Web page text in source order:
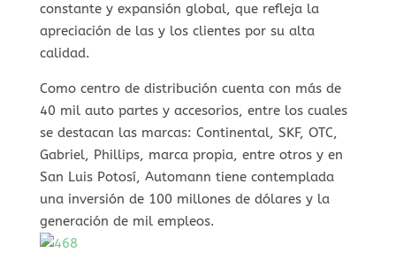
constante y expansión global, que refleja la
apreciación de las y los clientes por su alta
calidad.
Como centro de distribución cuenta con más de
40 mil auto partes y accesorios, entre los cuales
se destacan las marcas: Continental, SKF, OTC,
Gabriel, Phillips, marca propia, entre otros y en
San Luis Potosí, Automann tiene contemplada
una inversión de 100 millones de dólares y la
generación de mil empleos.